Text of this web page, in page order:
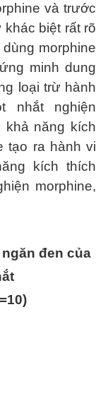
và trước
biệt rất rõ
morphine
minh dung
loại trừ hành
nhắt nghiện
khả năng kích
tạo ra hành vi
kích thích
morphine,
đen của